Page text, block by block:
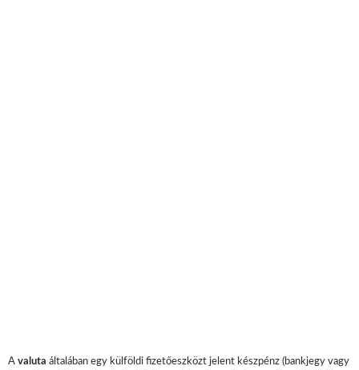
A valuta általában egy külföldi fizetőeszközt jelent készpénz (bankjegy vagy